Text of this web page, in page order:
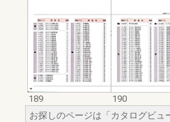
189
190
お探しのページは「カタログビュ